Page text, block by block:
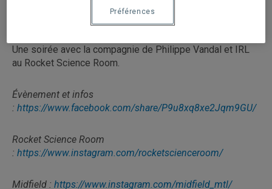
<<< bruitiste 808 drone Pearl DRX-1 669 ╏ remix et
Une soirée avec la compagnie de Philippe Vandal et IRL
au Rocket Science Room.
Évènement et infos
: https://www.facebook.com/share/P9u8xq8xe2Jqm9GU/
Rocket Science Room
: https://www.instagram.com/rocketscienceroom/
Midfield : https://www.instagram.com/midfield_mtl/
Préférences